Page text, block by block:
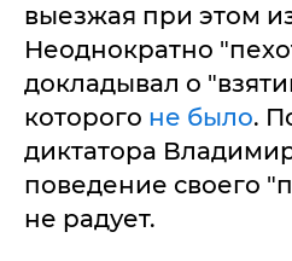
выезжая при этом
Неоднократно
докладывал о
которого не было.
диктатора
поведение своего
не радует.